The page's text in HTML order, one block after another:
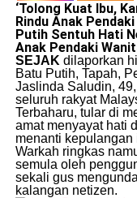
​‘Tolong Kuat Ibu,
Rindu Anak
Putih Sentuh Hati
Anak Pendaki
SEJAK dilaporkan
Batu Putih, Tapah,
Jaslinda Saludin,
seluruh rakyat
​Terbaharu, tular di
amat menyayat hati
menanti kepulangan
​Warkah ringkas
semula oleh
sekali gus
kalangan netizen.